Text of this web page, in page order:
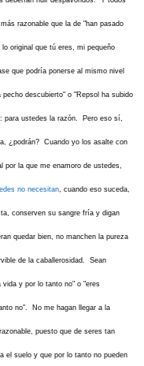
razonable que la de "han pasado
original que tú eres, mi pequeño
que podría ponerse al mismo nivel
descubierto" o "Repsol ha subido
ustedes la razón. Pero eso sí,
¿podrán? Cuando yo los asalte con
por la que me enamoro de ustedes,
no necesitan , cuando eso suceda,
conserven su sangre fría y digan
quedar bien, no manchen la pureza
de la caballerosidad. Sean
y por lo tanto no" o "eres
no". No me hagan llegar a la
puesto que de seres tan
el suelo y que por lo tanto no pueden